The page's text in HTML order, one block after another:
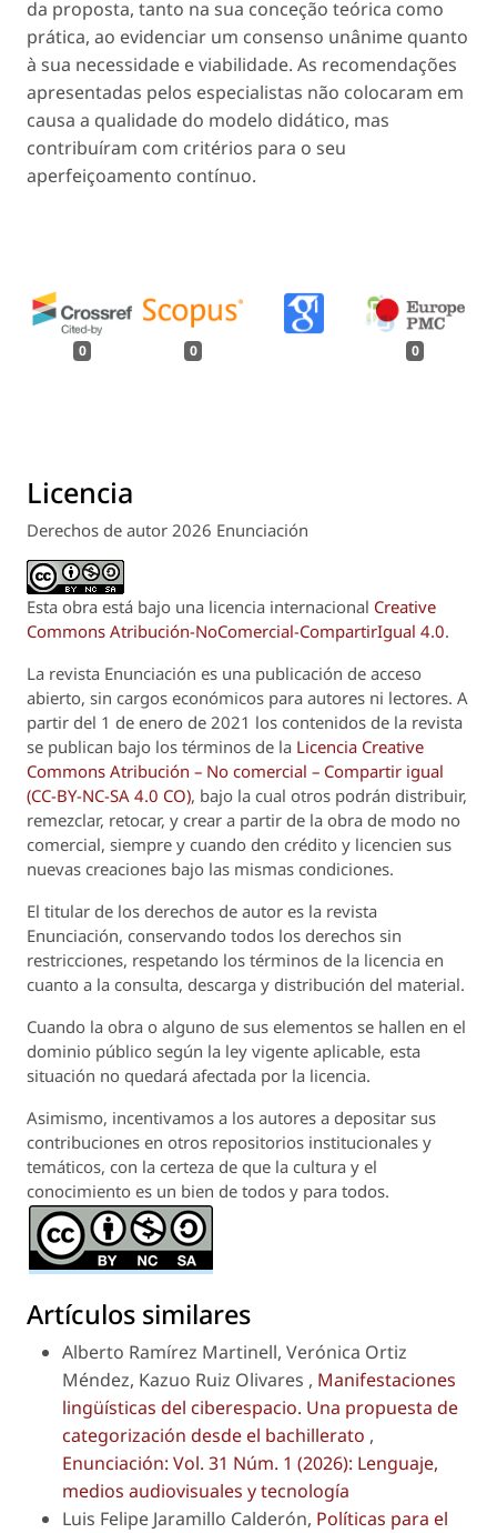
da proposta, tanto na sua conceção teórica como
prática, ao evidenciar um consenso unânime quanto
à sua necessidade e viabilidade. As recomendações
apresentadas pelos especialistas não colocaram em
causa a qualidade do modelo didático, mas
contribuíram com critérios para o seu
aperfeiçoamento contínuo.
0 0 0
Licencia
Derechos de autor 2026 Enunciación
Esta obra está bajo una licencia internacional Creative
Commons Atribución-NoComercial-CompartirIgual 4.0.
La revista Enunciación es una publicación de acceso
abierto, sin cargos económicos para autores ni lectores. A
partir del 1 de enero de 2021 los contenidos de la revista
se publican bajo los términos de la Licencia Creative
Commons Atribución – No comercial – Compartir igual
(CC-BY-NC-SA 4.0 CO), bajo la cual otros podrán distribuir,
remezclar, retocar, y crear a partir de la obra de modo no
comercial, siempre y cuando den crédito y licencien sus
nuevas creaciones bajo las mismas condiciones.
El titular de los derechos de autor es la revista
Enunciación, conservando todos los derechos sin
restricciones, respetando los términos de la licencia en
cuanto a la consulta, descarga y distribución del material.
Cuando la obra o alguno de sus elementos se hallen en el
dominio público según la ley vigente aplicable, esta
situación no quedará afectada por la licencia.
Asimismo, incentivamos a los autores a depositar sus
contribuciones en otros repositorios institucionales y
temáticos, con la certeza de que la cultura y el
conocimiento es un bien de todos y para todos.
Artículos similares
Alberto Ramírez Martinell, Verónica Ortiz
Méndez, Kazuo Ruiz Olivares , Manifestaciones
lingüísticas del ciberespacio. Una propuesta de
categorización desde el bachillerato ,
Enunciación: Vol. 31 Núm. 1 (2026): Lenguaje,
medios audiovisuales y tecnología
Luis Felipe Jaramillo Calderón, Políticas para el